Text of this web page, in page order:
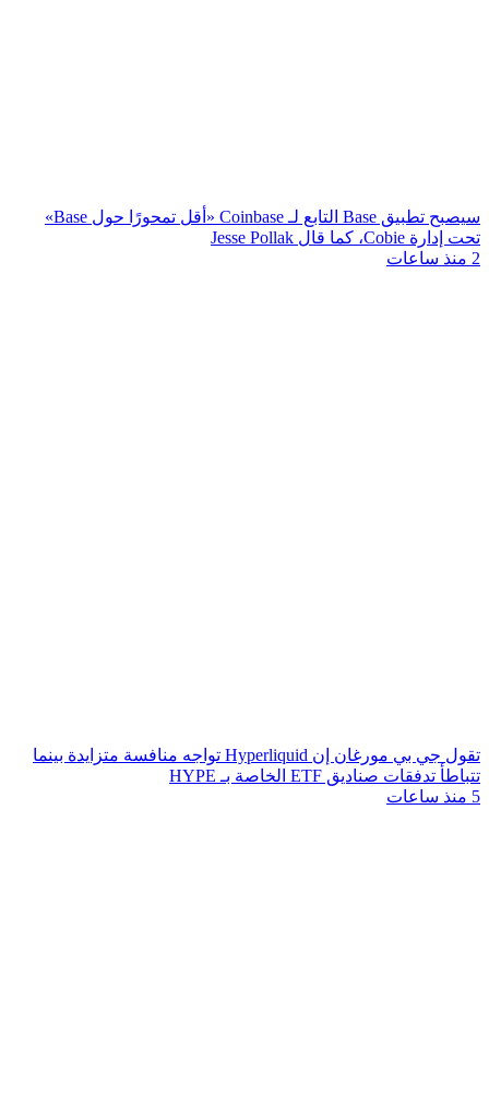
سيصبح تطبيق Base التابع لـ Coinbase «أقل تمحورًا حول Base»
تحت إدارة Cobie، كما قال Jesse Pollak
2 منذ ساعات
تقول جي بي مورغان إن Hyperliquid تواجه منافسة متزايدة بينما
تتباطأ تدفقات صناديق ETF الخاصة بـ HYPE
5 منذ ساعات